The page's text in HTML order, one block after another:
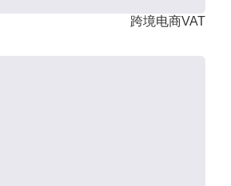
跨境电商VAT